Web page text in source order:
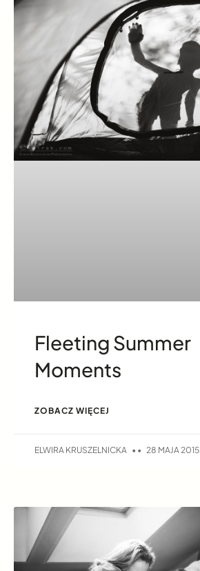
Fleeting Summer
Moments
ZOBACZ WIĘCEJ
ELWIRA KRUSZELNICKA 28 MAJA 2015